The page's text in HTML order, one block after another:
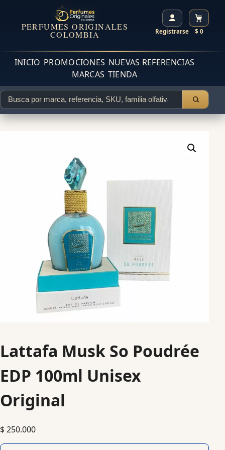
PERFUMES ORIGINALES
COLOMBIA Registrarse $ 0
INICIO PROMOCIONES NUEVAS REFERENCIAS
MARCAS TIENDA
Lattafa Musk So Poudrée
EDP 100ml Unisex
Original
$250.000